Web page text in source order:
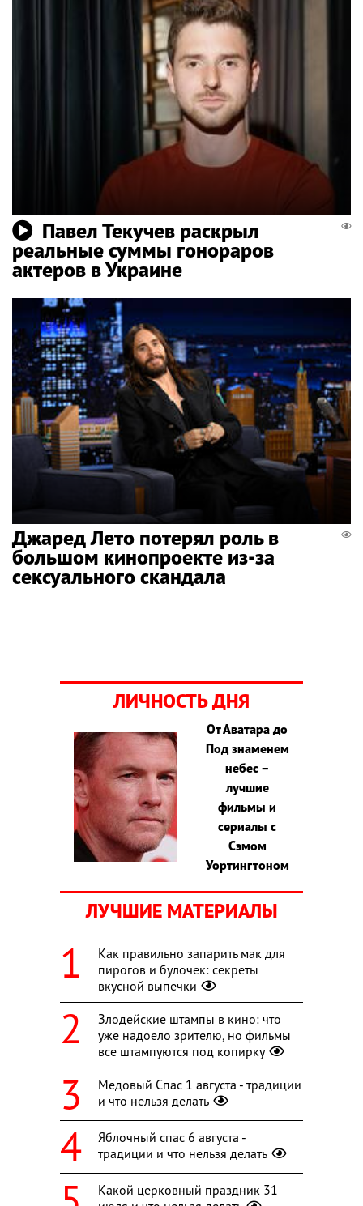
Павел Текучев раскрыл
реальные суммы гонораров
актеров в Украине
Джаред Лето потерял роль в
большом кинопроекте из-за
сексуального скандала
ЛИЧНОСТЬ ДНЯ
От Аватара до
Под знаменем
небес –
лучшие
фильмы и
сериалы с
Сэмом
Уортингтоном
ЛУЧШИЕ МАТЕРИАЛЫ
Как правильно запарить мак для
пирогов и булочек: секреты
вкусной выпечки
Злодейские штампы в кино: что
уже надоело зрителю, но фильмы
все штампуются под копирку
Медовый Спас 1 августа - традиции
и что нельзя делать
Яблочный спас 6 августа -
традиции и что нельзя делать
Какой церковный праздник 31